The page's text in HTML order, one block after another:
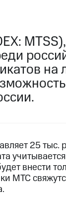
25
внести
МТС